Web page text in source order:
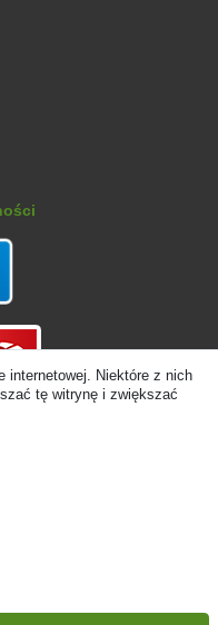
artykułu | * Dotyczy
internetowej. Niektóre z nich
tę witrynę i zwiększać